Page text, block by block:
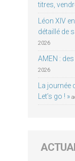
titres,
Léon XIV
détaillé de
2026
AMEN :
2026
La journée
Let’s go ! »